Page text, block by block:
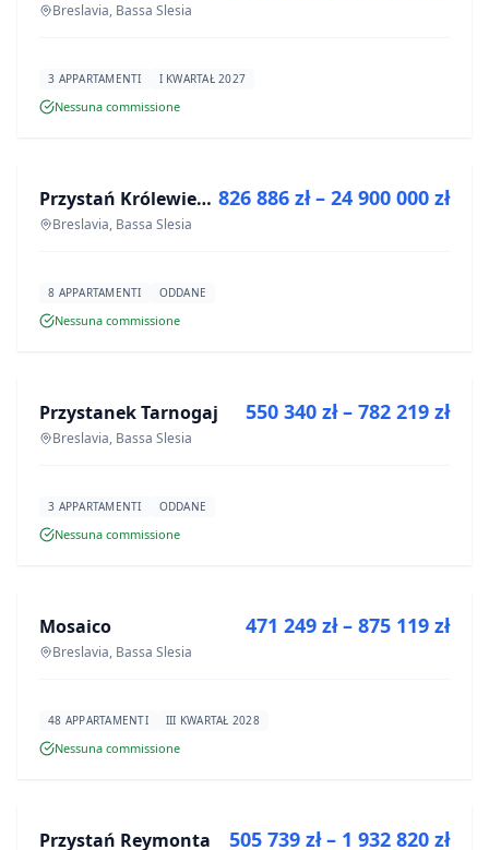
Breslavia, Bassa Slesia
3 APPARTAMENTI I KWARTAŁ 2027
Nessuna commissione
PROGETTO Przystań Królewiecka III- lokale usługowe
Breslavia, Bassa Slesia
826 886 zł – 24 900 000 zł
8 APPARTAMENTI ODDANE
Nessuna commissione
PROGETTO
Przystanek Tarnogaj
Breslavia, Bassa Slesia
550 340 zł – 782 219 zł
3 APPARTAMENTI ODDANE
Nessuna commissione
PROGETTO
Mosaico
Breslavia, Bassa Slesia
471 249 zł – 875 119 zł
48 APPARTAMENTI III KWARTAŁ 2028
Nessuna commissione
PROGETTO
Przystań Reymonta 505 739 zł – 1 932 820 zł